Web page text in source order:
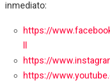
inmediato:
https://
ll
https://
https://